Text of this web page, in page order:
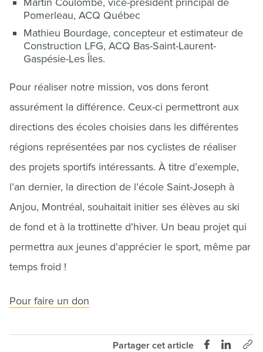
Pomerleau, ACQ Québec
Mathieu Bourdage, concepteur et estimateur de
Construction LFG, ACQ Bas-Saint-Laurent-
Gaspésie-Les Îles.
Pour réaliser notre mission, vos dons feront
assurément la différence. Ceux-ci permettront aux
directions des écoles choisies dans les différentes
régions représentées par nos cyclistes de réaliser
des projets sportifs intéressants. À titre d’exemple,
l’an dernier, la direction de l’école Saint-Joseph à
Anjou, Montréal, souhaitait initier ses élèves au ski
de fond et à la trottinette d’hiver. Un beau projet qui
permettra aux jeunes d’apprécier le sport, même par
temps froid !
Pour faire un don
Partager cet article